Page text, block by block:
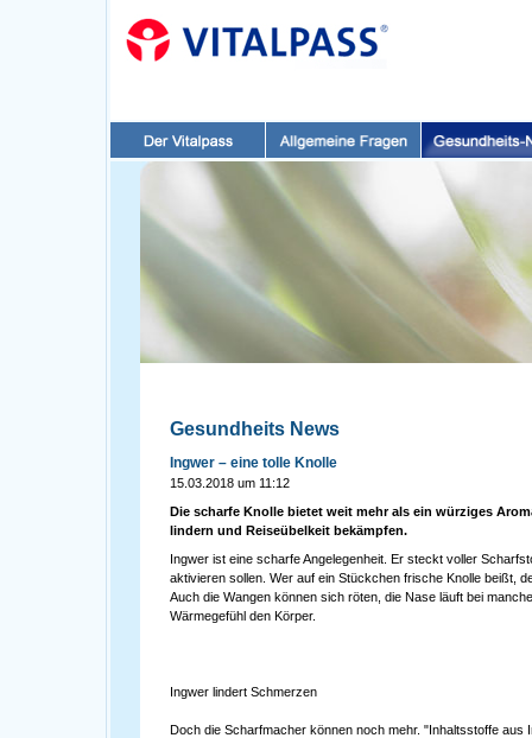
Gesundheits News
Ingwer – eine tolle Knolle
15.03.2018 um 11:12
Die scharfe Knolle bietet weit mehr als ein würziges
lindern und Reiseübelkeit bekämpfen.
Ingwer ist eine scharfe Angelegenheit. Er steckt voller
aktivieren sollen. Wer auf ein Stückchen frische Knolle beißt,
Auch die Wangen können sich röten, die Nase läuft bei
Wärmegefühl den Körper.
Ingwer lindert Schmerzen
Doch die Scharfmacher können noch mehr. "Inhaltsstoffe aus